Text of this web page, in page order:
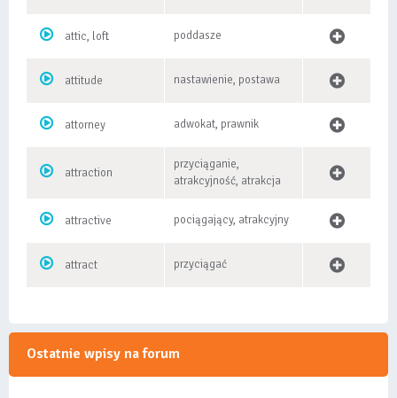
attic, loft poddasze
attitude nastawienie, postawa
attorney adwokat, prawnik
attraction
przyciąganie,
atrakcyjność, atrakcja
attractive pociągający, atrakcyjny
attract przyciągać
Ostatnie wpisy na forum